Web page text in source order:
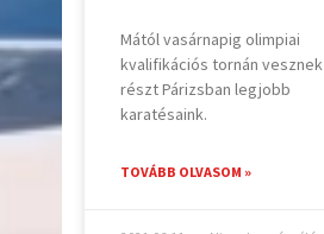
Mától vasárnapig olimpiai
kvalifikációs tornán vesznek
részt Párizsban legjobb
karatésaink.
TOVÁBB OLVASOM »